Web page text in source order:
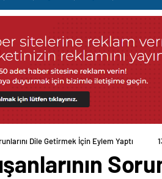
Dile Getirmek İçin Eylem Yaptı